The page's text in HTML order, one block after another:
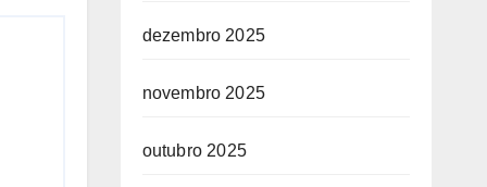
dezembro 2025
novembro 2025
outubro 2025